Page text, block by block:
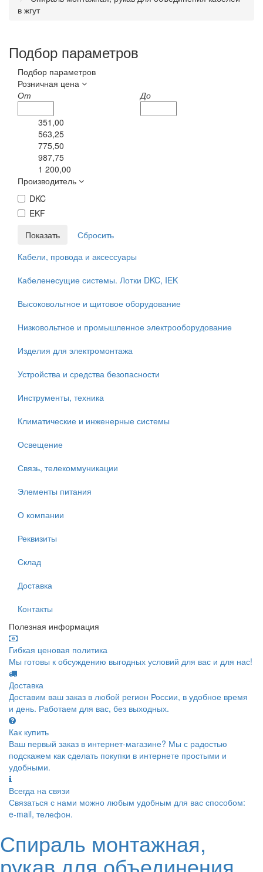
в жгут
Подбор параметров
Подбор параметров
Розничная цена
От
До
351,00
563,25
775,50
987,75
1 200,00
Производитель
DKC
EKF
Кабели, провода и аксессуары
Кабеленесущие системы. Лотки DKC, IEK
Высоковольтное и щитовое оборудование
Низковольтное и промышленное электрооборудование
Изделия для электромонтажа
Устройства и средства безопасности
Инструменты, техника
Климатические и инженерные системы
Освещение
Связь, телекоммуникации
Элементы питания
О компании
Реквизиты
Склад
Доставка
Контакты
Полезная информация
Гибкая ценовая политика
Мы готовы к обсуждению выгодных условий для вас и для нас!
Доставка
Доставим ваш заказ в любой регион России, в удобное время
и день. Работаем для вас, без выходных.
Как купить
Ваш первый заказ в интернет-магазине? Мы с радостью
подскажем как сделать покупки в интернете простыми и
удобными.
Всегда на связи
Связаться с нами можно любым удобным для вас способом:
e-mail, телефон.
Спираль монтажная,